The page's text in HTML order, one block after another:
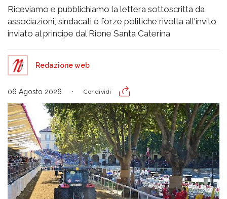
Riceviamo e pubblichiamo la lettera sottoscritta da
associazioni, sindacati e forze politiche rivolta all'invito
inviato al principe dal Rione Santa Caterina
Redazione web
06 Agosto 2026 Condividi